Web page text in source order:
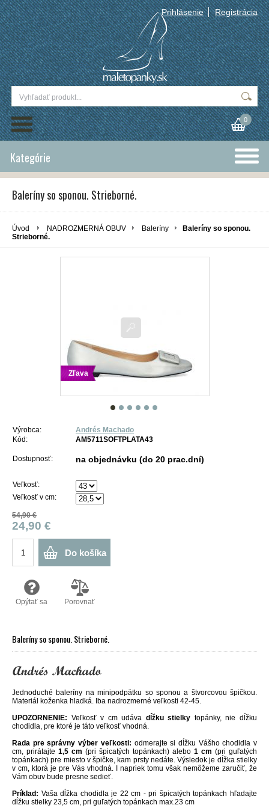
Prihlásenie Registrácia
0
Kategórie
Baleríny so sponou. Strieborné.
Úvod NADROZMERNÁ OBUV Baleríny
Baleríny so sponou.
Strieborné.
Zľava
Výrobca:
Andrés Machado
Kód:
AM5711SOFTPLATA43
Dostupnosť: na objednávku (do 20 prac.dní)
Veľkosť:
Veľkosť v cm:
54,90 €
24,90 €
Do košíka
Opýtať sa Porovnať
Baleríny so sponou. Strieborné.
Jednoduché baleríny na minipodpätku so sponou a štvorcovou špičkou.
Materiál koženka hladká. Iba nadrozmerné veľkosti 42-45.
UPOZORNENIE: Veľkosť v cm udáva dĺžku stielky topánky, nie dĺžku
chodidla, pre ktoré je táto veľkosť vhodná.
Rada pre správny výber veľkosti: odmerajte si dĺžku Vášho chodidla v
cm, prirátajte 1,5 cm (pri špicatých topánkach) alebo 1 cm (pri guľatých
topánkach) pre miesto v špičke, kam prsty nedáte. Výsledok je dĺžka stielky
v cm, ktorá je pre Vás vhodná. I napriek tomu však nemôžeme zaručiť, že
Vám obuv bude presne sedieť.
Príklad: Vaša dĺžka chodidla je 22 cm - pri špicatých topánkach hľadajte
dĺžku stielky 23,5 cm, pri guľatých topánkach max.23 cm